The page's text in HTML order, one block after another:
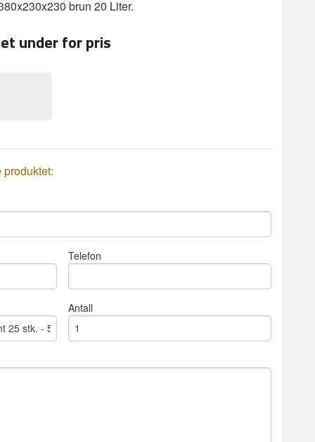
brun 20 Liter.
under for pris
Telefon
Antall